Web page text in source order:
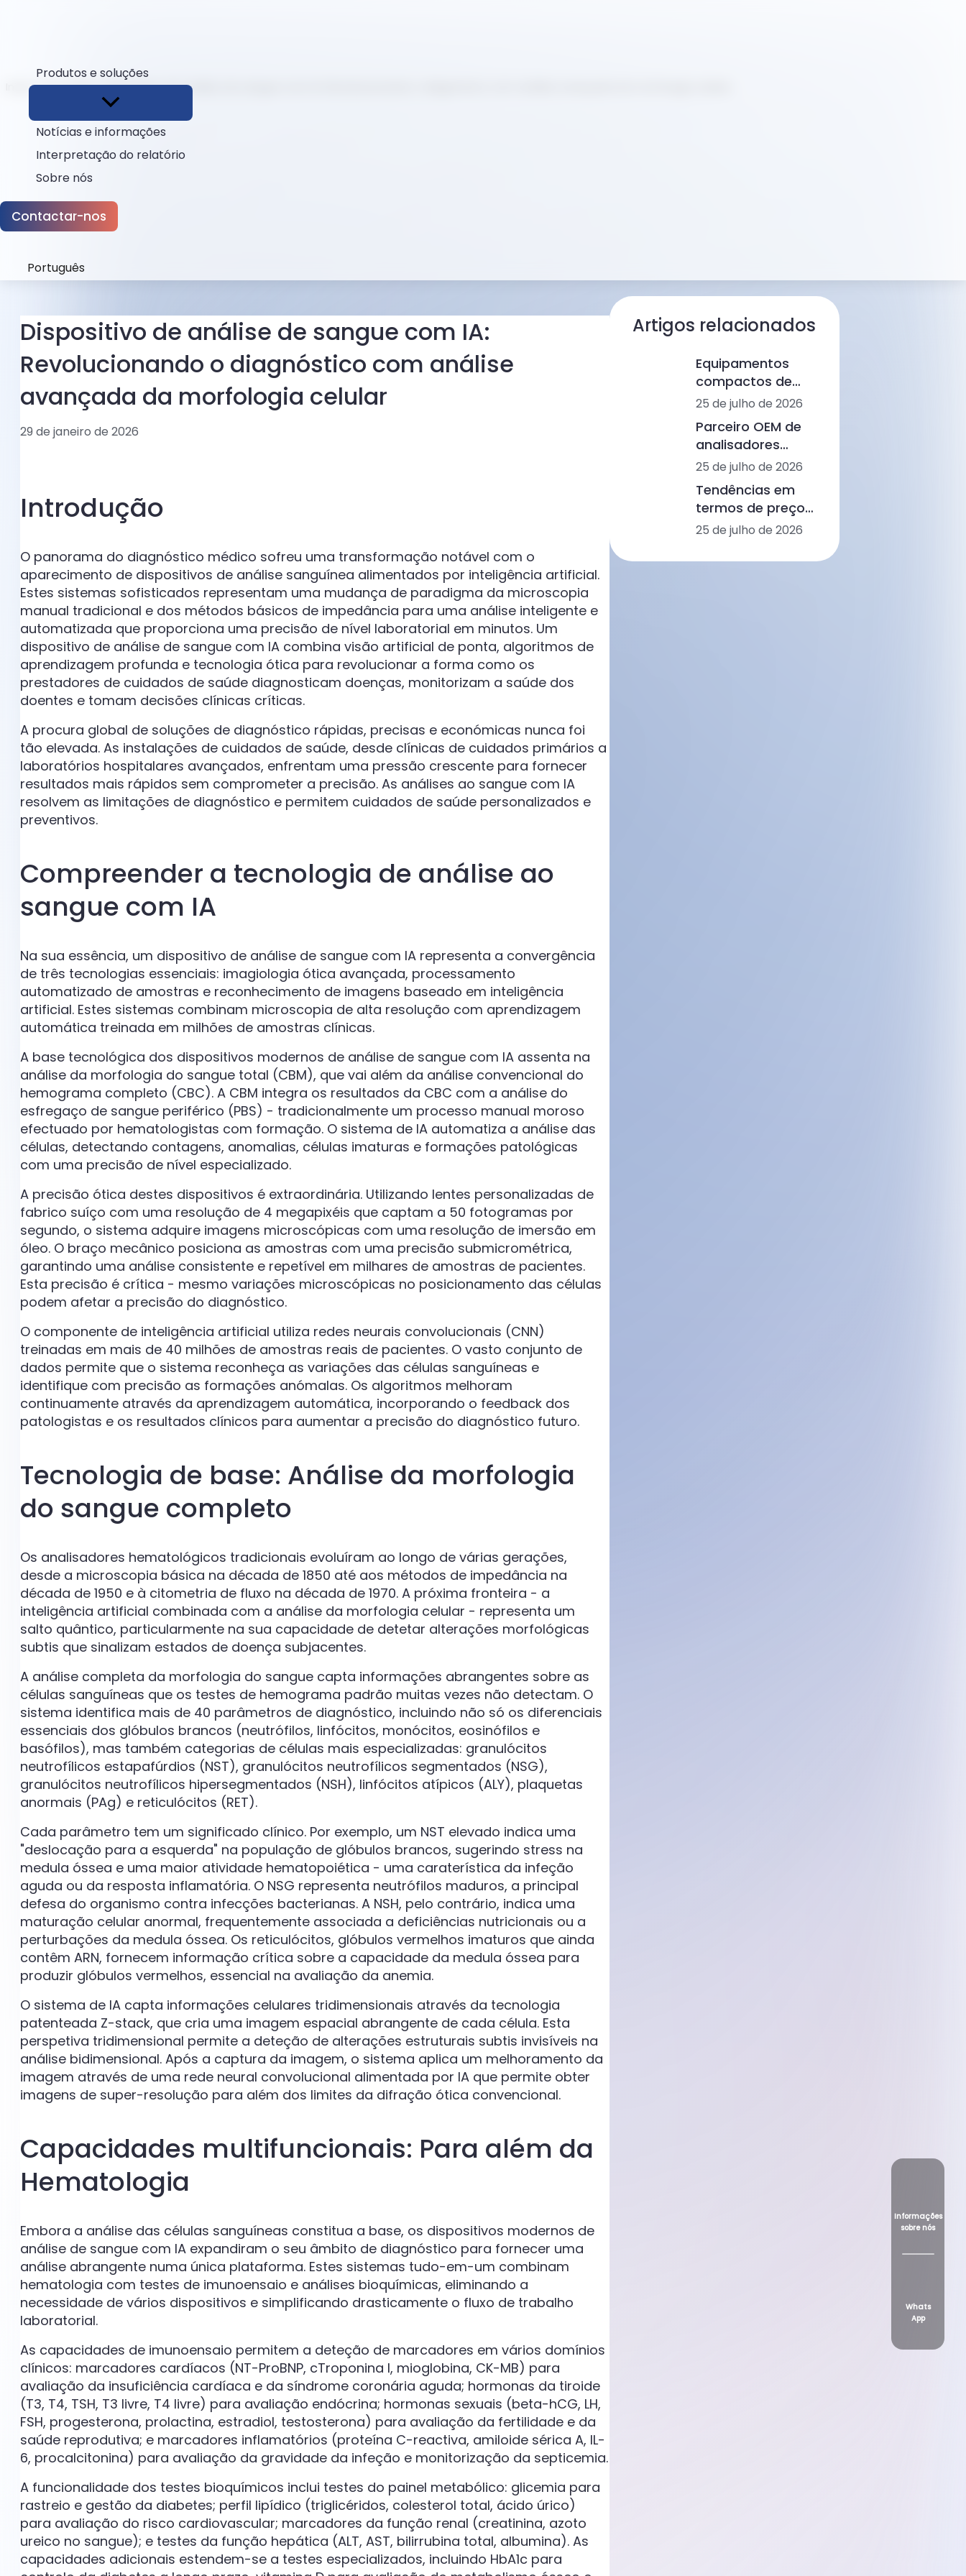
Produtos e soluções
Notícias e informações
Interpretação do relatório
Sobre nós
Contactar-nos
Português
Início Esconder Dispositivo de análise de sangue com IA: Revolucionando o diagnóstico com análise avançada da morfologia celular
Dispositivo de análise de sangue com IA:
Revolucionando o diagnóstico com análise
avançada da morfologia celular
29 de janeiro de 2026
Introdução
O panorama do diagnóstico médico sofreu uma transformação notável com o
aparecimento de dispositivos de análise sanguínea alimentados por inteligência artificial.
Estes sistemas sofisticados representam uma mudança de paradigma da microscopia
manual tradicional e dos métodos básicos de impedância para uma análise inteligente e
automatizada que proporciona uma precisão de nível laboratorial em minutos. Um
dispositivo de análise de sangue com IA combina visão artificial de ponta, algoritmos de
aprendizagem profunda e tecnologia ótica para revolucionar a forma como os
prestadores de cuidados de saúde diagnosticam doenças, monitorizam a saúde dos
doentes e tomam decisões clínicas críticas.
A procura global de soluções de diagnóstico rápidas, precisas e económicas nunca foi
tão elevada. As instalações de cuidados de saúde, desde clínicas de cuidados primários a
laboratórios hospitalares avançados, enfrentam uma pressão crescente para fornecer
resultados mais rápidos sem comprometer a precisão. As análises ao sangue com IA
resolvem as limitações de diagnóstico e permitem cuidados de saúde personalizados e
preventivos.
Compreender a tecnologia de análise ao
sangue com IA
Na sua essência, um dispositivo de análise de sangue com IA representa a convergência
de três tecnologias essenciais: imagiologia ótica avançada, processamento
automatizado de amostras e reconhecimento de imagens baseado em inteligência
artificial. Estes sistemas combinam microscopia de alta resolução com aprendizagem
automática treinada em milhões de amostras clínicas.
A base tecnológica dos dispositivos modernos de análise de sangue com IA assenta na
análise da morfologia do sangue total (CBM), que vai além da análise convencional do
hemograma completo (CBC). A CBM integra os resultados da CBC com a análise do
esfregaço de sangue periférico (PBS) - tradicionalmente um processo manual moroso
efectuado por hematologistas com formação. O sistema de IA automatiza a análise das
células, detectando contagens, anomalias, células imaturas e formações patológicas
com uma precisão de nível especializado.
A precisão ótica destes dispositivos é extraordinária. Utilizando lentes personalizadas de
fabrico suíço com uma resolução de 4 megapixéis que captam a 50 fotogramas por
segundo, o sistema adquire imagens microscópicas com uma resolução de imersão em
óleo. O braço mecânico posiciona as amostras com uma precisão submicrométrica,
garantindo uma análise consistente e repetível em milhares de amostras de pacientes.
Esta precisão é crítica - mesmo variações microscópicas no posicionamento das células
podem afetar a precisão do diagnóstico.
O componente de inteligência artificial utiliza redes neurais convolucionais (CNN)
treinadas em mais de 40 milhões de amostras reais de pacientes. O vasto conjunto de
dados permite que o sistema reconheça as variações das células sanguíneas e
identifique com precisão as formações anómalas. Os algoritmos melhoram
continuamente através da aprendizagem automática, incorporando o feedback dos
patologistas e os resultados clínicos para aumentar a precisão do diagnóstico futuro.
Tecnologia de base: Análise da morfologia
do sangue completo
Os analisadores hematológicos tradicionais evoluíram ao longo de várias gerações,
desde a microscopia básica na década de 1850 até aos métodos de impedância na
década de 1950 e à citometria de fluxo na década de 1970. A próxima fronteira - a
inteligência artificial combinada com a análise da morfologia celular - representa um
salto quântico, particularmente na sua capacidade de detetar alterações morfológicas
subtis que sinalizam estados de doença subjacentes.
A análise completa da morfologia do sangue capta informações abrangentes sobre as
células sanguíneas que os testes de hemograma padrão muitas vezes não detectam. O
sistema identifica mais de 40 parâmetros de diagnóstico, incluindo não só os diferenciais
essenciais dos glóbulos brancos (neutrófilos, linfócitos, monócitos, eosinófilos e
basófilos), mas também categorias de células mais especializadas: granulócitos
neutrofílicos estapafúrdios (NST), granulócitos neutrofílicos segmentados (NSG),
granulócitos neutrofílicos hipersegmentados (NSH), linfócitos atípicos (ALY), plaquetas
anormais (PAg) e reticulócitos (RET).
Cada parâmetro tem um significado clínico. Por exemplo, um NST elevado indica uma
"deslocação para a esquerda" na população de glóbulos brancos, sugerindo stress na
medula óssea e uma maior atividade hematopoiética - uma caraterística da infeção
aguda ou da resposta inflamatória. O NSG representa neutrófilos maduros, a principal
defesa do organismo contra infecções bacterianas. A NSH, pelo contrário, indica uma
maturação celular anormal, frequentemente associada a deficiências nutricionais ou a
perturbações da medula óssea. Os reticulócitos, glóbulos vermelhos imaturos que ainda
contêm ARN, fornecem informação crítica sobre a capacidade da medula óssea para
produzir glóbulos vermelhos, essencial na avaliação da anemia.
O sistema de IA capta informações celulares tridimensionais através da tecnologia
patenteada Z-stack, que cria uma imagem espacial abrangente de cada célula. Esta
perspetiva tridimensional permite a deteção de alterações estruturais subtis invisíveis na
análise bidimensional. Após a captura da imagem, o sistema aplica um melhoramento da
imagem através de uma rede neural convolucional alimentada por IA que permite obter
imagens de super-resolução para além dos limites da difração ótica convencional.
Capacidades multifuncionais: Para além da
Hematologia
Embora a análise das células sanguíneas constitua a base, os dispositivos modernos de
análise de sangue com IA expandiram o seu âmbito de diagnóstico para fornecer uma
análise abrangente numa única plataforma. Estes sistemas tudo-em-um combinam
hematologia com testes de imunoensaio e análises bioquímicas, eliminando a
necessidade de vários dispositivos e simplificando drasticamente o fluxo de trabalho
laboratorial.
As capacidades de imunoensaio permitem a deteção de marcadores em vários domínios
clínicos: marcadores cardíacos (NT-ProBNP, cTroponina I, mioglobina, CK-MB) para
avaliação da insuficiência cardíaca e da síndrome coronária aguda; hormonas da tiroide
(T3, T4, TSH, T3 livre, T4 livre) para avaliação endócrina; hormonas sexuais (beta-hCG, LH,
FSH, progesterona, prolactina, estradiol, testosterona) para avaliação da fertilidade e da
saúde reprodutiva; e marcadores inflamatórios (proteína C-reactiva, amiloide sérica A, IL-
6, procalcitonina) para avaliação da gravidade da infeção e monitorização da septicemia.
A funcionalidade dos testes bioquímicos inclui testes do painel metabólico: glicemia para
rastreio e gestão da diabetes; perfil lipídico (triglicéridos, colesterol total, ácido úrico)
para avaliação do risco cardiovascular; marcadores da função renal (creatinina, azoto
ureico no sangue); e testes da função hepática (ALT, AST, bilirrubina total, albumina). As
capacidades adicionais estendem-se a testes especializados, incluindo HbA1c para
Artigos relacionados
Equipamentos
compactos de
análise sanguínea
com vários
painéis para
clínicas médicas:
do hemograma
completo aos
imunoensaios e à
bioquímica
25 de julho de 2026
Parceiro OEM de
analisadores
bioquímicos: Criar
valor a longo
prazo no
diagnóstico
humano e
25 de julho de 2026
Tendências em
termos de preços
e tecnologia dos
hematológicos no
25 de julho de 2026
Informações
sobre nós
Whats
App